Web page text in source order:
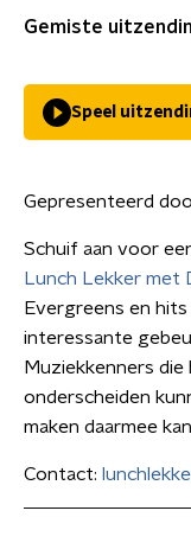
Gemiste
Speel
Gepresenteerd
Schuif aan voor
Lunch Lekker met
Evergreens en
interessante
Muziekkenners
onderscheiden
maken daarmee
Contact: